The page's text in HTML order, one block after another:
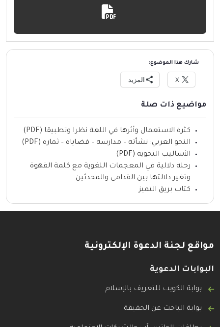
شارك هذا الموضوع:
X المزيد
مواضيع ذات صلة
كثرة الاستعمال وأثرها في اللغة نظرا وتطبيقا (PDF)
النحو العربي: نشأته – مدارسه – قضاياه – ثماره (PDF)
الأساليب النحوية (PDF)
رحلة دلالية في المعجمات اللغوية مع كلمة القهوة
وتغير دلالتها بين القدامى والمحدثين
كتاب بريق التميز
مواقع لجنة الدعوة الإلكترونية
البوابات الدعوية
بوابة الكويت للتعريف بالإسلام
بوابة الباحث عن الحقيقة